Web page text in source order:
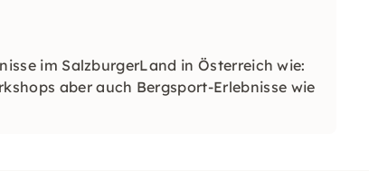
im SalzburgerLand in Österreich wie:
aber auch Bergsport-Erlebnisse wie